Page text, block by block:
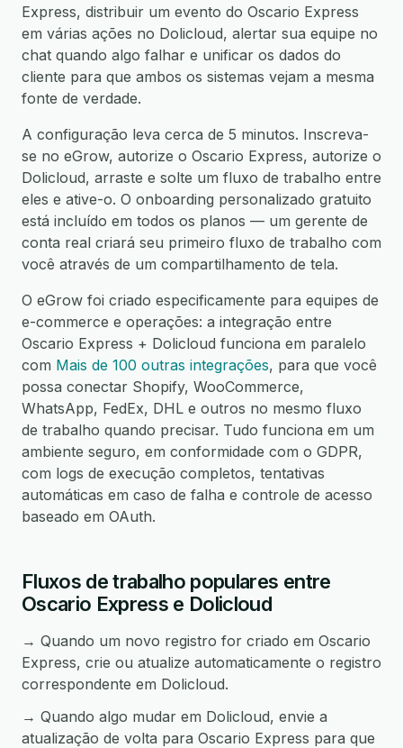
Express, distribuir um evento do Oscario Express
em várias ações no Dolicloud, alertar sua equipe no
chat quando algo falhar e unificar os dados do
cliente para que ambos os sistemas vejam a mesma
fonte de verdade.
A configuração leva cerca de 5 minutos. Inscreva-
se no eGrow, autorize o Oscario Express, autorize o
Dolicloud, arraste e solte um fluxo de trabalho entre
eles e ative-o. O onboarding personalizado gratuito
está incluído em todos os planos — um gerente de
conta real criará seu primeiro fluxo de trabalho com
você através de um compartilhamento de tela.
O eGrow foi criado especificamente para equipes de
e-commerce e operações: a integração entre
Oscario Express + Dolicloud funciona em paralelo
com Mais de 100 outras integrações, para que você
possa conectar Shopify, WooCommerce,
WhatsApp, FedEx, DHL e outros no mesmo fluxo
de trabalho quando precisar. Tudo funciona em um
ambiente seguro, em conformidade com o GDPR,
com logs de execução completos, tentativas
automáticas em caso de falha e controle de acesso
baseado em OAuth.
Fluxos de trabalho populares entre
Oscario Express e Dolicloud
→ Quando um novo registro for criado em Oscario
Express, crie ou atualize automaticamente o registro
correspondente em Dolicloud.
→ Quando algo mudar em Dolicloud, envie a
atualização de volta para Oscario Express para que